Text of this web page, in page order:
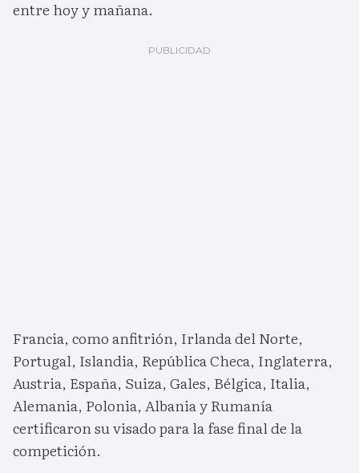
entre hoy y mañana.
Francia, como anfitrión, Irlanda del Norte,
Portugal, Islandia, República Checa, Inglaterra,
Austria, España, Suiza, Gales, Bélgica, Italia,
Alemania, Polonia, Albania y Rumanía
certificaron su visado para la fase final de la
competición.